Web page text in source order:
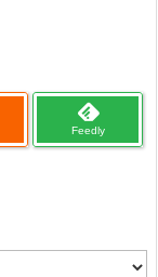
Feedly